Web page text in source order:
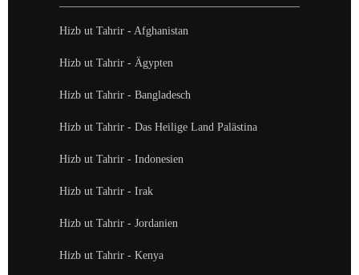
Hizb ut Tahrir - Afghanistan
Hizb ut Tahrir - Ägypten
Hizb ut Tahrir - Bangladesch
Hizb ut Tahrir - Das Heilige Land Palästina
Hizb ut Tahrir - Indonesien
Hizb ut Tahrir - Irak
Hizb ut Tahrir - Jordanien
Hizb ut Tahrir - Kenya